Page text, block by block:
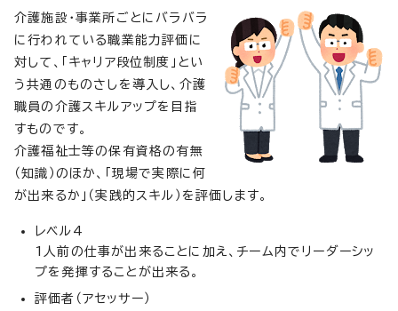
介護施設・事業所ごとにバラバラ
に行われている職業能力評価に
対して、「キャリア段位制度」とい
う共通のものさしを導入し、介護
職員の介護スキルアップを目指
すものです。
介護福祉士等の保有資格の有無
（知識）のほか、「現場で実際に何
が出来るか」（実践的スキル）を評価します。
レベル4
1人前の仕事が出来ることに加え、チーム内でリーダーシッ
プを発揮することが出来る。
評価者（アセッサー）